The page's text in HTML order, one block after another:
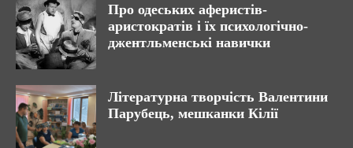
Про одеських аферистів-
аристократів і їх психологічно-
джентльменські навички
Літературна творчість Валентини
Парубець, мешканки Кілії